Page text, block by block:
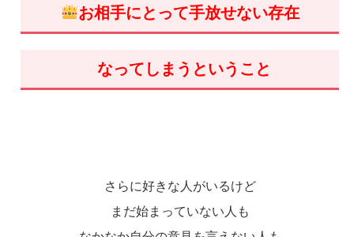
お相手にとって手放せない存在
なってしまうということ
さらに好きな人がいるけど
まだ始まっていない人も